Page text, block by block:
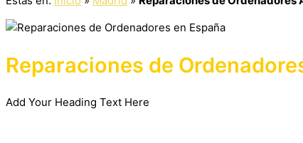
Reparaciones de
Add Your Heading Text Here